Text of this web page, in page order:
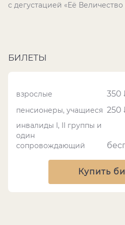
с дегустацией «Её
БИЛЕТЫ
взрослые 350
пенсионеры, учащиеся 250
инвалиды I, II группы и
один
сопровождающий
Купить